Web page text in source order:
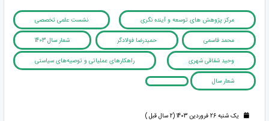
مرکز پژوهش های توسعه و آینده نگری نشست علمی تخصصی
محمد قاسمی حمیدرضا فولادگر شعار سال 1403
وحید شقاقی شهری راهکارهای عملیاتی و توصیه­‌های سیاستی
شعار سال
یک شنبه 26 فروردین 1403 (2 سال قبل )